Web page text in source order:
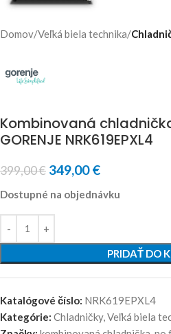
Domov Veľká biela technika
Kombinovaná
GORENJE NRK619EPXL4
399,00€ 349,00€
Dostupné na objednávku
PRIDAŤ DO
Katalógové číslo: NRK619EPXL4
Kategórie: Chladničky,Veľká biela